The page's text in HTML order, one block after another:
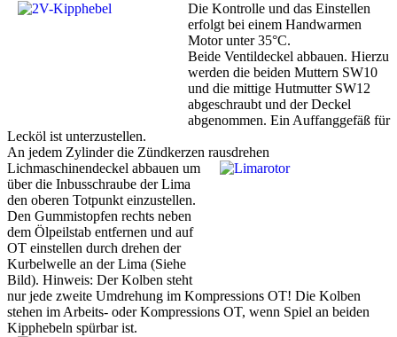
Die Kontrolle und das Einstellen
erfolgt bei einem Handwarmen
Motor unter 35°C.
Beide Ventildeckel abbauen. Hierzu
werden die beiden Muttern SW10
und die mittige Hutmutter SW12
abgeschraubt und der Deckel
abgenommen. Ein Auffanggefäß für
Lecköl ist unterzustellen.
An jedem Zylinder die Zündkerzen rausdrehen
Lichmaschinendeckel abbauen um
über die Inbusschraube der Lima
den oberen Totpunkt einzustellen.
Den Gummistopfen rechts neben
dem Ölpeilstab entfernen und auf
OT einstellen durch drehen der
Kurbelwelle an der Lima (Siehe
Bild). Hinweis: Der Kolben steht
nur jede zweite Umdrehung im Kompressions OT! Die Kolben
stehen im Arbeits- oder Kompressions OT, wenn Spiel an beiden
Kipphebeln spürbar ist.